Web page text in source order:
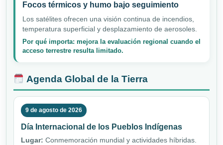
Focos térmicos y humo bajo seguimiento
Los satélites ofrecen una visión continua de incendios,
temperatura superficial y desplazamiento de aerosoles.
Por qué importa: mejora la evaluación regional cuando el
acceso terrestre resulta limitado.
Agenda Global de la Tierra
9 de agosto de 2026
Día Internacional de los Pueblos Indígenas
Lugar: Conmemoración mundial y actividades híbridas.